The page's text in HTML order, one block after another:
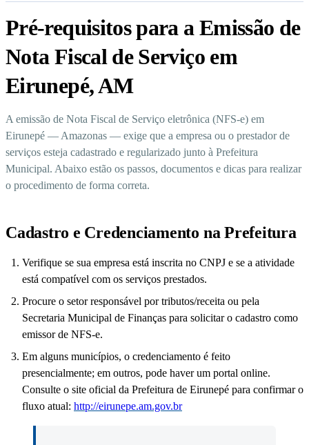
Pré-requisitos para a Emissão de
Nota Fiscal de Serviço em
Eirunepé, AM
A emissão de Nota Fiscal de Serviço eletrônica (NFS-e) em
Eirunepé — Amazonas — exige que a empresa ou o prestador de
serviços esteja cadastrado e regularizado junto à Prefeitura
Municipal. Abaixo estão os passos, documentos e dicas para realizar
o procedimento de forma correta.
Cadastro e Credenciamento na Prefeitura
Verifique se sua empresa está inscrita no CNPJ e se a atividade
está compatível com os serviços prestados.
Procure o setor responsável por tributos/receita ou pela
Secretaria Municipal de Finanças para solicitar o cadastro como
emissor de NFS-e.
Em alguns municípios, o credenciamento é feito
presencialmente; em outros, pode haver um portal online.
Consulte o site oficial da Prefeitura de Eirunepé para confirmar o
fluxo atual: http://eirunepe.am.gov.br